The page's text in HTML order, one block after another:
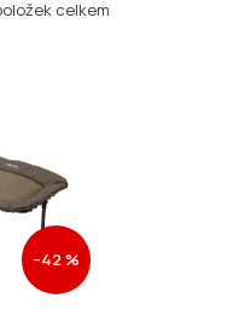
celkem
–42 %